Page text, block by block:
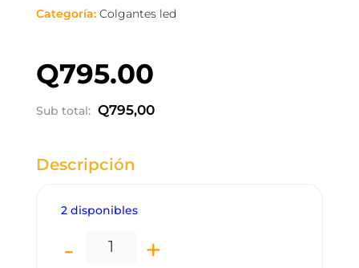
Categoría: Colgantes led
Q795.00
Sub total: Q795,00
Descripción
2 disponibles
LC5613H LAMPARA COLGANTE LED
- +